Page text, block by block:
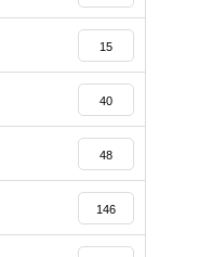
15
40
48
146